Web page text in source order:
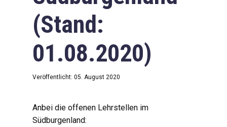
(Stand:
01.08.2020)
Veröffentlicht: 05. August 2020
Anbei die offenen Lehrstellen im
Südburgenland: